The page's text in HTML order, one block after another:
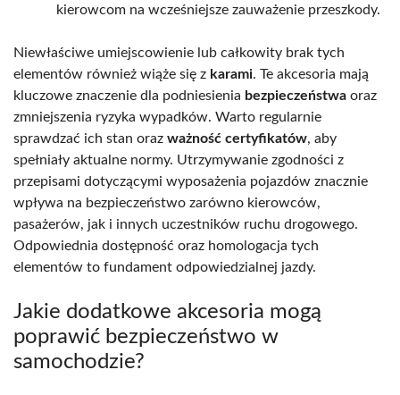
kierowcom na wcześniejsze zauważenie przeszkody.
Niewłaściwe umiejscowienie lub całkowity brak tych
elementów również wiąże się z karami. Te akcesoria mają
kluczowe znaczenie dla podniesienia bezpieczeństwa oraz
zmniejszenia ryzyka wypadków. Warto regularnie
sprawdzać ich stan oraz ważność certyfikatów, aby
spełniały aktualne normy. Utrzymywanie zgodności z
przepisami dotyczącymi wyposażenia pojazdów znacznie
wpływa na bezpieczeństwo zarówno kierowców,
pasażerów, jak i innych uczestników ruchu drogowego.
Odpowiednia dostępność oraz homologacja tych
elementów to fundament odpowiedzialnej jazdy.
Jakie dodatkowe akcesoria mogą
poprawić bezpieczeństwo w
samochodzie?